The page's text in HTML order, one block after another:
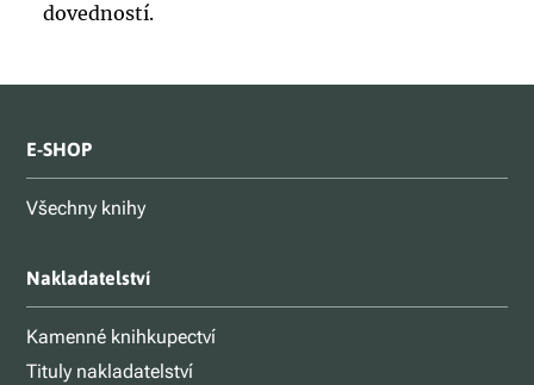
dovedností.
E-SHOP
Všechny knihy
Nakladatelství
Kamenné knihkupectví
Tituly nakladatelství